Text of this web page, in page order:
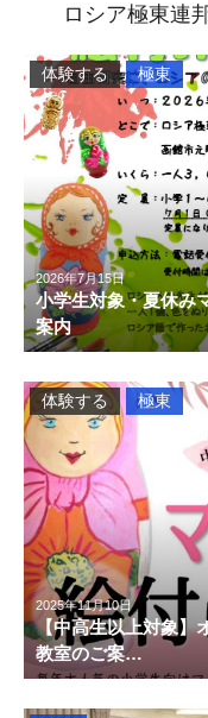
ロシア極東連
2026年7月15日
小学生対象・夏休み
案内
体験する 極東
2025年11月10日
【中高生以上対象】
教室のご案…
体験する 極東